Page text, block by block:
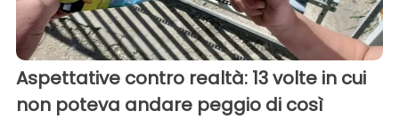
Aspettative contro realtà: 13 volte in cui
non poteva andare peggio di così